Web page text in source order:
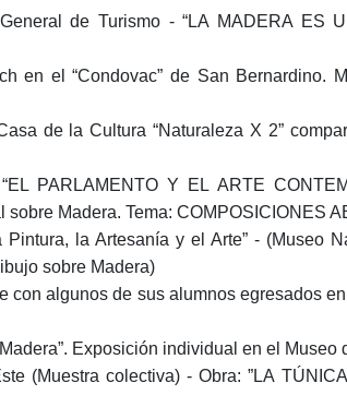
de Turismo - “LA MADERA ES
en el “Condovac” de San Bernardino.
de la Cultura “Naturaleza X 2”
PARLAMENTO Y EL ARTE
Madera. Tema: COMPOSICIONES
la Artesanía y el Arte” - (Museo
sobre Madera)
con algunos de sus alumnos egresados
Exposición individual en el Museo
(Muestra colectiva) - Obra: ”LA